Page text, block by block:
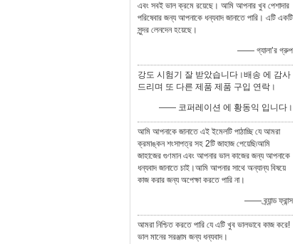
এবং সবই ভাল ক্রমে রয়েছে। আমি আপনার খুব পেশাদার
পরিষেবার জন্য আপনাকে ধন্যবাদ জানাতে পারি। এটি একটি
সুন্দর লেনদেন হয়েছে।
—— গ্যালা’র গ্রুপ
강도 시험기 잘 받았습니다।배송 에 감사
드리며 또 다른 제품 제품 구입 연락।
—— 코퍼레이션 에 황동익 입니다।
আমি আপনাকে জানাতে এই ইমেলটি পাঠাচ্ছি যে আমরা
ক্রমাঙ্কন শংসাপত্র সহ 2টি জাহাজ পেয়েছি৷আমি
জাহাজের গুণমান এবং আপনার ভাল কাজের জন্য আপনাকে
ধন্যবাদ জানাতে চাই।আমি আপনার সাথে অন্যান্য বিষয়ে
কাজ করার জন্য অপেক্ষা করতে পারি না।
—— ব্র্যান্ড ফ্রান্স
আমরা নিশ্চিত করতে পারি যে এটি খুব ভালভাবে কাজ করে!
ভাল মানের সরঞ্জাম জন্য ধন্যবাদ।